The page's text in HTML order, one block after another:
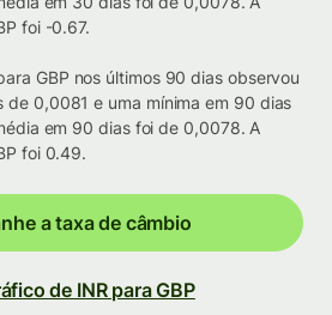
foi -0.67.
GBP nos últimos 90 dias observou
de 0,0081 e uma mínima em 90 dias
em 90 dias foi de 0,0078. A
foi 0.49.
a taxa de câmbio
de INR para GBP